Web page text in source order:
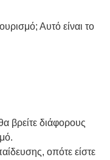
Αυτό είναι το
βρείτε διάφορους
οπότε είστε